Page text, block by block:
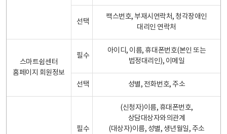
선택
팩스번호, 부재시연락처, 청각장애인
대리인 연락처
스마트쉼센터
홈페이지 회원정보
필수
아이디, 이름, 휴대폰번호(본인 또는
법정대리인), 이메일
선택 성별, 전화번호, 주소
필수
(신청자)이름, 휴대폰번호,
상담대상자와의관계
(대상자)이름, 성별, 생년월일, 주소